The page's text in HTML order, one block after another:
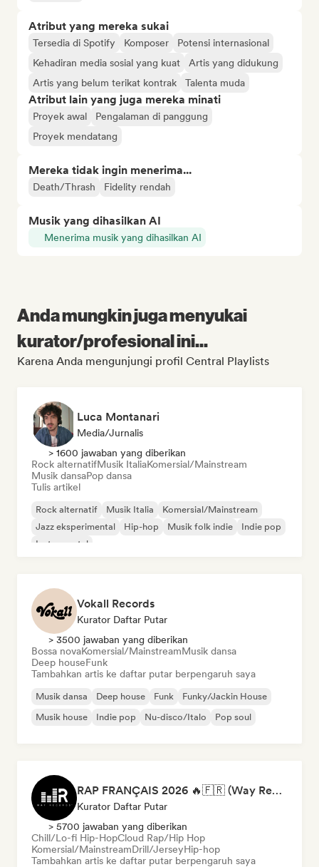
Atribut yang mereka sukai
Tersedia di Spotify Komposer
Potensi internasional
Kehadiran media sosial yang kuat
Artis yang didukung
Artis yang belum terikat kontrak
Talenta muda
Atribut lain yang juga mereka minati
Proyek awal
Pengalaman di panggung
Proyek mendatang
Mereka tidak ingin menerima...
Death/Thrash Fidelity rendah
Musik yang dihasilkan AI
Menerima musik yang dihasilkan AI
Anda mungkin juga menyukai
kurator/profesional ini...
Karena Anda mengunjungi profil Central Playlists
Luca Montanari
Media/Jurnalis
> 1600 jawaban yang diberikan
Rock alternatifMusik ItaliaKomersial/Mainstream
Musik dansaPop dansa
Tulis artikel
Rock alternatif Musik Italia
Komersial/Mainstream
Jazz eksperimental
Hip-hop Musik folk indie
Indie pop
Instrumental
Vokall Records
Kurator Daftar Putar
> 3500 jawaban yang diberikan
Bossa novaKomersial/MainstreamMusik dansa
Deep houseFunk
Tambahkan artis ke daftar putar berpengaruh saya
Musik dansa Deep house Funk
Funky/Jackin House
Musik house
Indie pop Nu-disco/Italo Pop soul
RAP FRANÇAIS 2026 🔥🇫🇷 (Way Records)
Kurator Daftar Putar
> 5700 jawaban yang diberikan
Chill/Lo-fi Hip-HopCloud Rap/Hip Hop
Komersial/MainstreamDrill/JerseyHip-hop
Tambahkan artis ke daftar putar berpengaruh saya